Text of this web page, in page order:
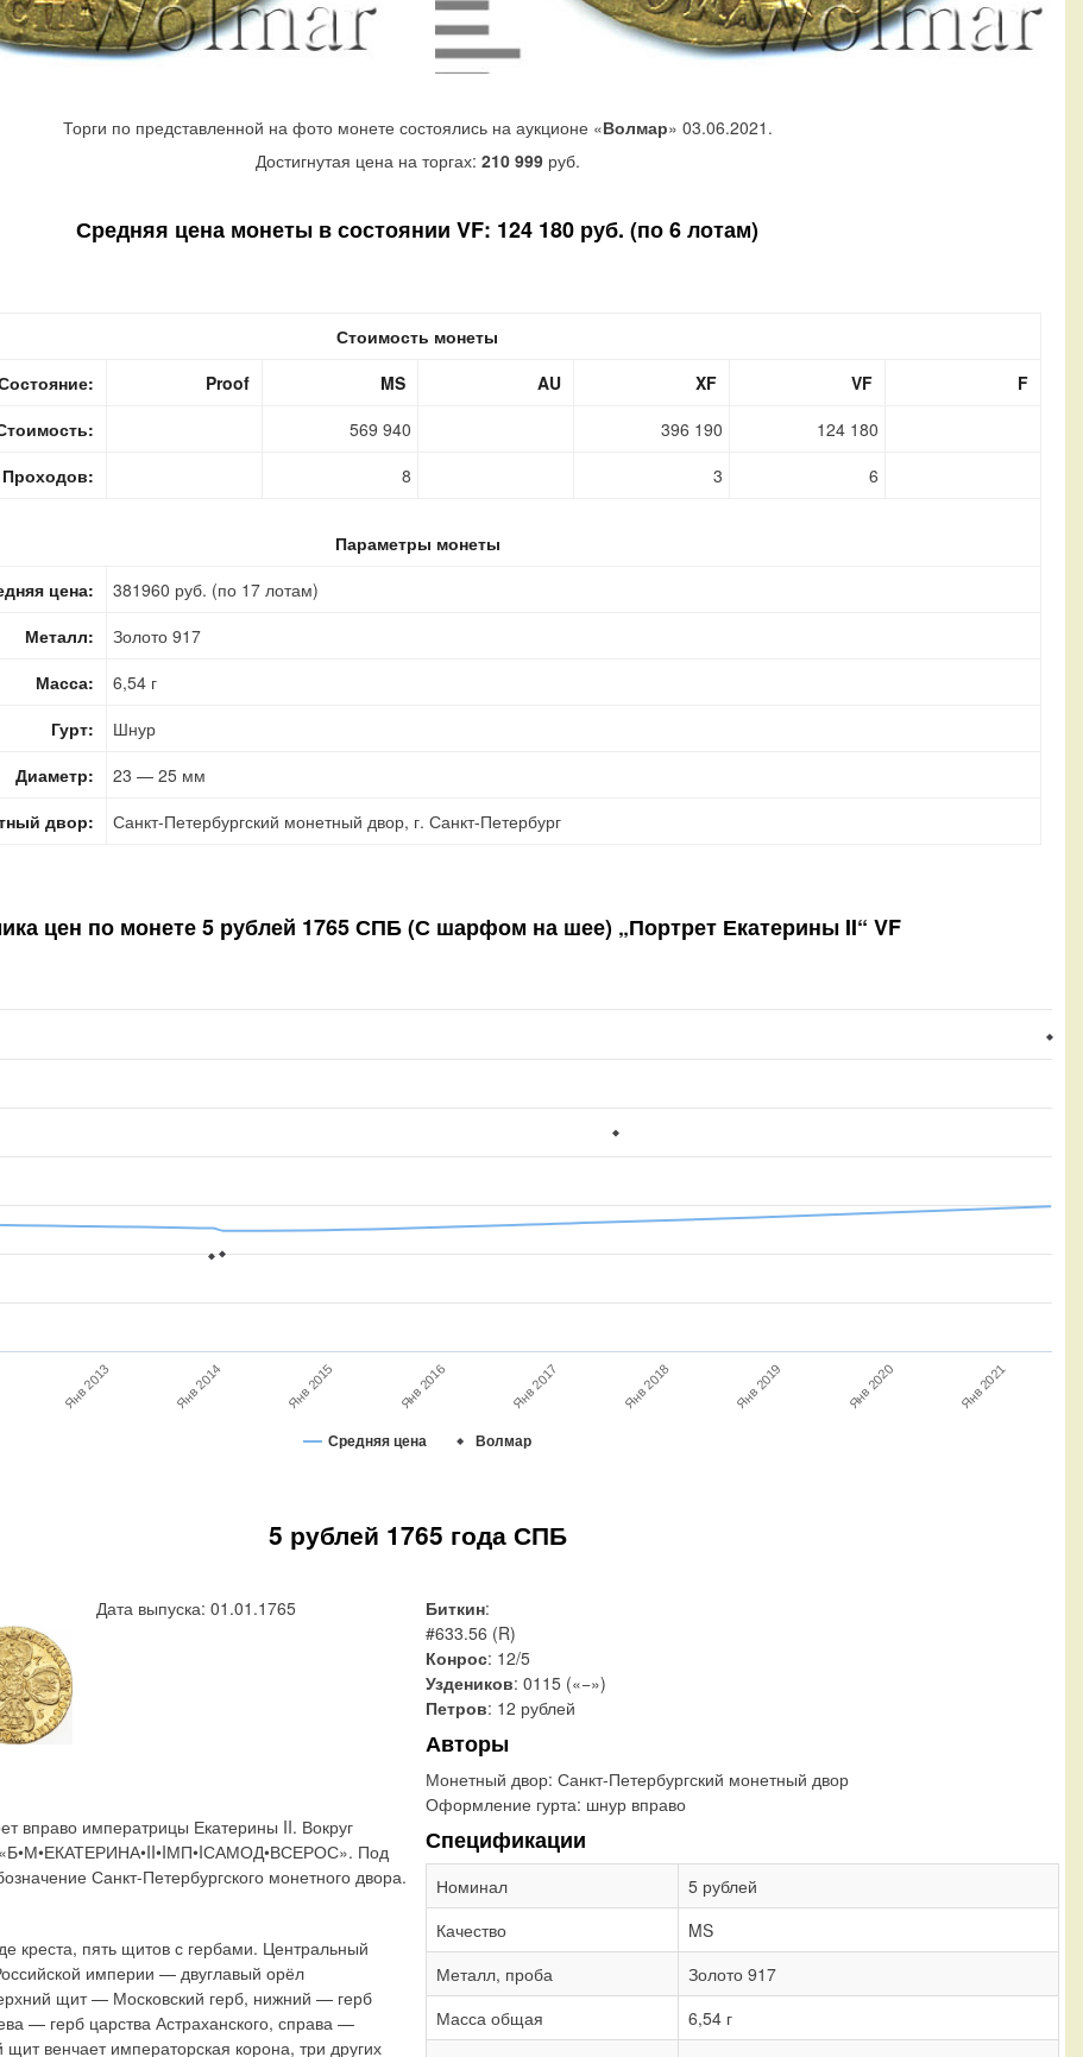
Торги по представленной на фото монете состоялись на аукционе «Волмар» 03.06.2021.
Достигнутая цена на торгах: 210 999руб.
Средняя цена монеты в состоянии VF: 124 180 руб. (по 6 лотам)
Стоимость монеты
Proof MS AU XF VF
F
569 940 396 190
124 180
Проходов:
8 3 6
Параметры монеты
цена:
381960 руб. (по 17 лотам)
Металл:
Золото 917
Масса:
6,54 г
Гурт:
Шнур
Диаметр:
23 — 25 мм
двор:
Санкт-Петербургский монетный двор, г. Санкт-Петербург
цен по монете5 рублей 1765 СПБ (С шарфом на шее) „Портрет Екатерины II“ VF
Средняя цена Волмар
Янв 2013 Янв 2014 Янв 2015 Янв 2016 Янв 2017 Янв 2018 Янв 2019 Янв 2020 Янв 2021
5 рублей 1765 года СПБ
Дата выпуска: 01.01.1765
вправо императрицы Екатерины II. Вокруг
«Б•М•ЕКАТЕРИНА•II•IМП•IСАМОД•ВСЕРОС». Под
Санкт-Петербургского монетного двора.
креста, пять щитов с гербами. Центральный
империи — двуглавый орёл
щит — Московский герб, нижний — герб
— герб царства Астраханского, справа —
щит венчает императорская корона, три других
Биткин:
#633.56 (R)
Конрос: 12/5
Уздеников: 0115 («−»)
Петров: 12 рублей
Авторы
Монетный двор: Санкт-Петербургский монетный двор
Оформление гурта: шнур вправо
Спецификации
Номинал
5 рублей
Качество
MS
Металл, проба
Золото 917
Масса общая
6,54 г